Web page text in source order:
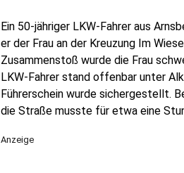
Ein 50-jähriger LKW-Fahrer aus
er der Frau an der Kreuzung Im
Zusammenstoß wurde die Frau
LKW-Fahrer stand offenbar unter
Führerschein wurde sichergestellt.
die Straße musste für etwa eine
Anzeige